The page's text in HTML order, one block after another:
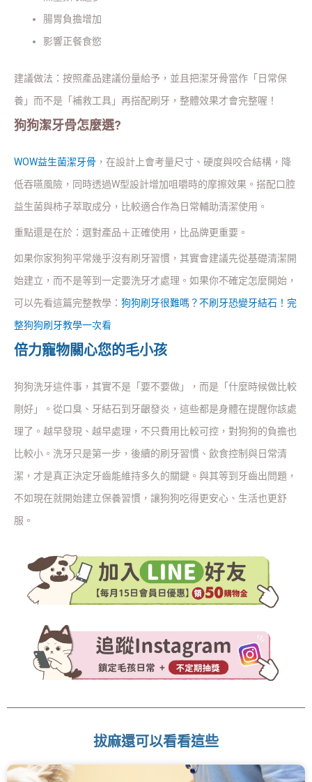
腸胃負擔增加
影響正餐食慾
建議做法：按照產品建議份量給予，並且把潔牙骨當作「日常保
養」而不是「補救工具」再搭配刷牙，整體效果才會完整喔！
狗狗潔牙骨怎麼選?
WOW益生菌潔牙骨 ，在設計上會考量尺寸、硬度與咬合結構，降
低吞嚥風險，同時透過W型設計增加咀嚼時的摩擦效果。搭配口腔
益生菌與柿子萃取成分，比較適合作為日常輔助清潔使用。
重點還是在於：選對產品＋正確使用，比品牌更重要。
如果你家狗狗平常幾乎沒有刷牙習慣，其實會建議先從基礎清潔開
始建立，而不是等到一定要洗牙才處理。如果你不確定怎麼開始，
可以先看這篇完整教學： 狗狗刷牙很難嗎？不刷牙恐變牙結石！完
整狗狗刷牙教學一次看
倍力寵物關心您的毛小孩
狗狗洗牙這件事，其實不是「要不要做」，而是「什麼時候做比較
剛好」。從口臭、牙結石到牙齦發炎，這些都是身體在提醒你該處
理了。越早發現、越早處理，不只費用比較可控，對狗狗的負擔也
比較小。洗牙只是第一步，後續的刷牙習慣、飲食控制與日常清
潔，才是真正決定牙齒能維持多久的關鍵。與其等到牙齒出問題，
不如現在就開始建立保養習慣，讓狗狗吃得更安心、生活也更舒
服。
拔麻還可以看看這些
頁